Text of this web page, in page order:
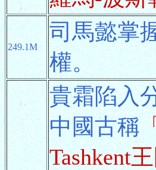
249.1M
司馬懿掌
權。
貴霜陷入
中國古稱
Tashkent